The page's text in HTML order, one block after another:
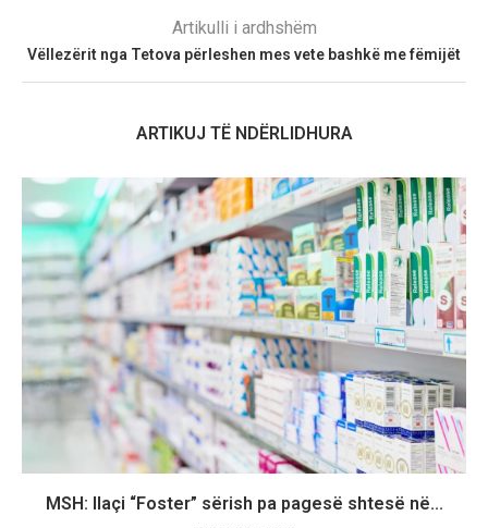
Artikulli i ardhshëm
Vëllezërit nga Tetova përleshen mes vete bashkë me fëmijët
ARTIKUJ TË NDËRLIDHURA
MSH: Ilaçi “Foster” sërish pa pagesë shtesë në...